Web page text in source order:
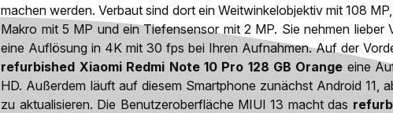
machen werden. Verbaut sind dort ein Weitwinkelobjektiv mit 108
Makro mit 5 MP und ein Tiefensensor mit 2 MP. Sie nehmen lieber
eine Auflösung in 4K mit 30 fps bei Ihren Aufnahmen. Auf der
refurbished Xiaomi Redmi Note 10 Pro 128 GB Orange eine
HD. Außerdem läuft auf diesem Smartphone zunächst Android 11,
zu aktualisieren. Die Benutzeroberfläche MIUI 13 macht das